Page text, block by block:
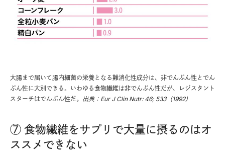
大腸まで届いて腸内細菌の栄養となる難消化性成分は、非でんぷん性とでん
ぷん性に大別できる。いわゆる食物繊維は非でんぷん性だが、レジスタント
スターチはでんぷん性だ。出典：Eur J Clin Nutr: 46; 533（1992）
⑦ 食物繊維をサプリで大量に摂るのはオ
ススメできない